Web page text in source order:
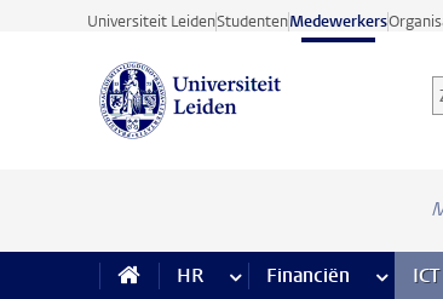
Ga direct naar de inhoud
Universiteit LeidenStudentenMedewerkers
HR meer HR pagina’s
Financiën meerICT